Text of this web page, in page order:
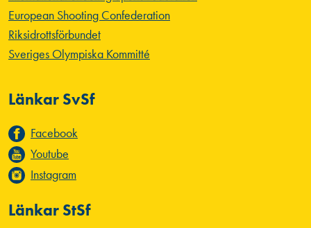
European Shooting Confederation
Riksidrottsförbundet
Sveriges Olympiska Kommitté
Länkar SvSf
Facebook
Youtube
Instagram
Länkar StSf